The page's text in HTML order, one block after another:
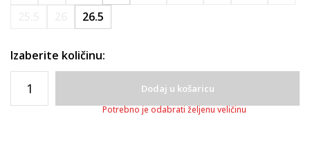
26.5
Izaberite količinu:
Dodaj u košaricu
Potrebno je odabrati željenu veličinu